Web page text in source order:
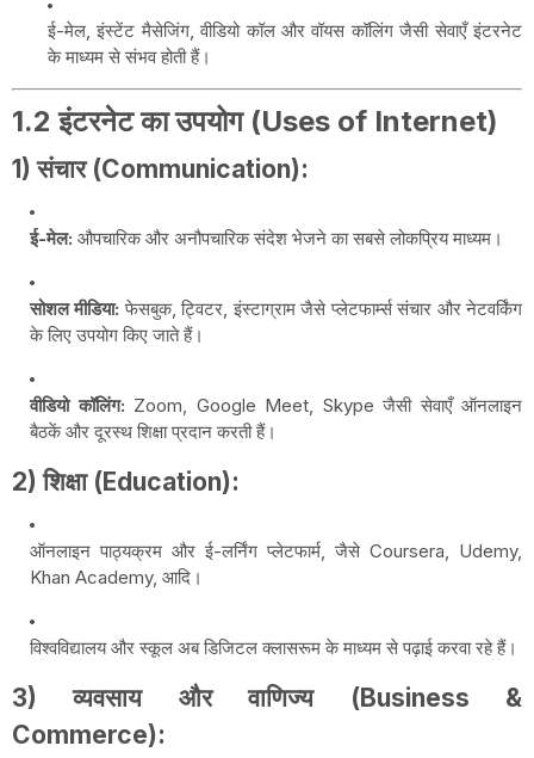
ई-मेल, इंस्टेंट मैसेजिंग, वीडियो कॉल और वॉयस कॉलिंग जैसी सेवाएँ इंटरनेट
के माध्यम से संभव होती हैं।
1.2 इंटरनेट का उपयोग (Uses of Internet)
1) संचार (Communication):
ई-मेल: औपचारिक और अनौपचारिक संदेश भेजने का सबसे लोकप्रिय माध्यम।
सोशल मीडिया: फेसबुक, ट्विटर, इंस्टाग्राम जैसे प्लेटफार्म्स संचार और नेटवर्किंग
के लिए उपयोग किए जाते हैं।
वीडियो कॉलिंग: Zoom, Google Meet, Skype जैसी सेवाएँ ऑनलाइन
बैठकें और दूरस्थ शिक्षा प्रदान करती हैं।
2) शिक्षा (Education):
ऑनलाइन पाठ्यक्रम और ई-लर्निंग प्लेटफार्म, जैसे Coursera, Udemy,
Khan Academy, आदि।
विश्वविद्यालय और स्कूल अब डिजिटल क्लासरूम के माध्यम से पढ़ाई करवा रहे हैं।
3) व्यवसाय और वाणिज्य (Business &
Commerce):